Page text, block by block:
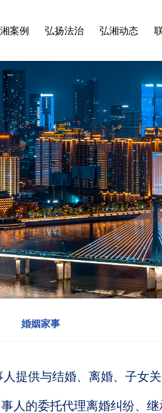
案例 弘扬法治 弘湘动态
婚姻家事
提供与结婚、离婚、子女
人的委托代理离婚纠纷、